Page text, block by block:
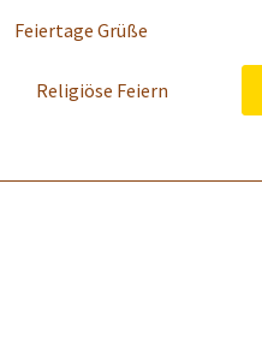
Feiertage Grüße
Religiöse Feiern